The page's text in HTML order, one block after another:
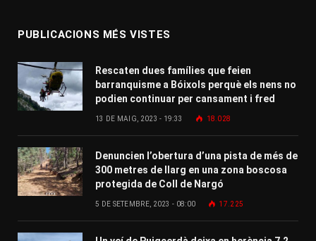
PUBLICACIONS MÉS VISTES
Rescaten dues famílies que feien
barranquisme a Bóixols perquè els nens no
podien continuar per cansament i fred
13 DE MAIG, 2023 - 19:33 18.028
Denuncien l’obertura d’una pista de més de
300 metres de llarg en una zona boscosa
protegida de Coll de Nargó
5 DE SETEMBRE, 2023 - 08:00 17.225